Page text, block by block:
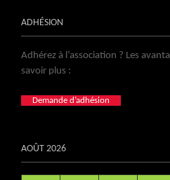
ADHÉSION
Adhérez à l’association ? Les
savoir plus :
Demande d’adhésion
AOÛT 2026